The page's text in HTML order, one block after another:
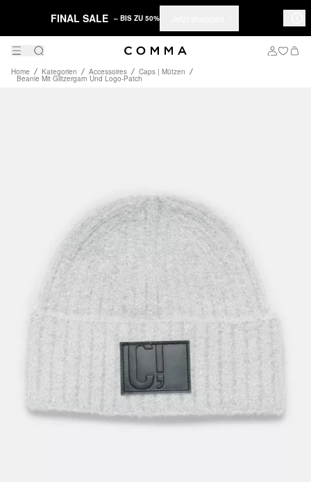
FINAL SALE – BIS ZU 50%
Home Kategorien Accessoires Caps | Mützen
Beanie Mit Glitzergarn Und Logo-Patch